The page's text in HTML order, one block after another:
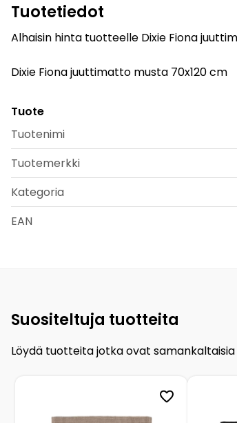
Tuotetiedot
Alhaisin hinta tuotteelle Dixie Fiona
Dixie Fiona juuttimatto musta 70x120 cm
Tuote
Tuotenimi
Tuotemerkki
Kategoria
EAN
Suositeltuja tuotteita
Löydä tuotteita jotka ovat